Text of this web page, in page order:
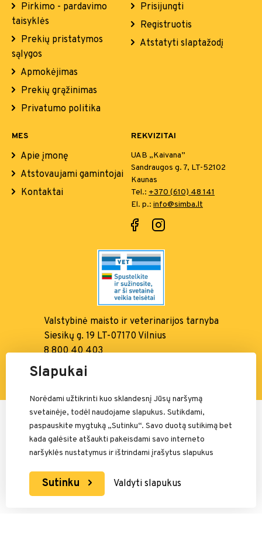
Pirkimo - pardavimo
taisyklės
Prekių pristatymos
sąlygos
Apmokėjimas
Prekių grąžinimas
Privatumo politika
Prisijungti
Registruotis
Atstatyti slaptažodį
MES
Apie įmonę
Atstovaujami gamintojai
Kontaktai
REKVIZITAI
UAB „Kaivana”
Sandraugos g. 7, LT-52102
Kaunas
Tel.: +370 (610) 48 141
El. p.: info@simba.lt
Valstybinė maisto ir veterinarijos tarnyba
Siesikų g. 19 LT-07170 Vilnius
8 800 40 403
info@vmvt.lt, www.vmvt.lt
Mokėjimais rūpinasi:
Slapukai
Norėdami užtikrinti kuo sklandesnį Jūsų naršymą
svetainėje, todėl naudojame slapukus. Sutikdami,
paspauskite mygtuką „Sutinku“. Savo duotą sutikimą bet
kada galėsite atšaukti pakeisdami savo interneto
naršyklės nustatymus ir ištrindami įrašytus slapukus
Sutinku Valdyti slapukus